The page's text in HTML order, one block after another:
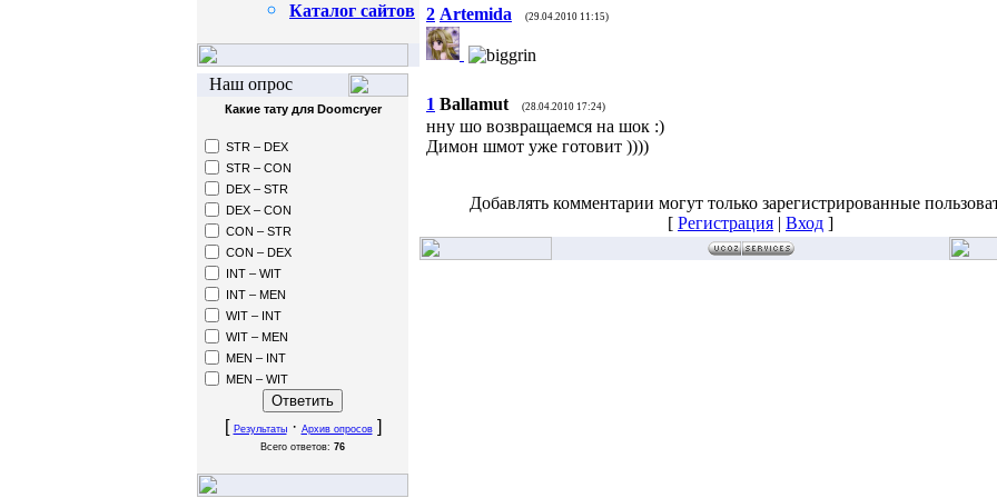
Каталог сайтов
Наш опрос
Какие тату для Doomcryer
STR – DEX
STR – CON
DEX – STR
DEX – CON
CON – STR
CON – DEX
INT – WIT
INT – MEN
WIT – INT
WIT – MEN
MEN – INT
MEN – WIT
[ Результаты· Архив опросов]
Всего ответов: 76
2 Artemida (29.04.2010 11:15)
1 Ballamut (28.04.2010 17:24)
нну шо возвращаемся на шок :)
Димон шмот уже готовит ))))
Добавлять комментарии могут только зарегистрированные
[ Регистрация | Вход ]